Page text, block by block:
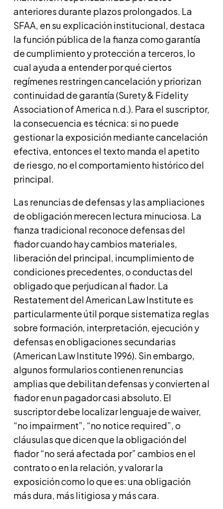
anteriores durante plazos prolongados. La
SFAA, en su explicación institucional, destaca
la función pública de la fianza como garantía
de cumplimiento y protección a terceros, lo
cual ayuda a entender por qué ciertos
regímenes restringen cancelación y priorizan
continuidad de garantía (Surety & Fidelity
Association of America n.d.). Para el suscriptor,
la consecuencia es técnica: si no puede
gestionar la exposición mediante cancelación
efectiva, entonces el texto manda el apetito
de riesgo, no el comportamiento histórico del
principal.
Las renuncias de defensas y las ampliaciones
de obligación merecen lectura minuciosa. La
fianza tradicional reconoce defensas del
fiador cuando hay cambios materiales,
liberación del principal, incumplimiento de
condiciones precedentes, o conductas del
obligado que perjudican al fiador. La
Restatement del American Law Institute es
particularmente útil porque sistematiza reglas
sobre formación, interpretación, ejecución y
defensas en obligaciones secundarias
(American Law Institute 1996). Sin embargo,
algunos formularios contienen renuncias
amplias que debilitan defensas y convierten al
fiador en un pagador casi absoluto. El
suscriptor debe localizar lenguaje de waiver,
“no impairment”, “no notice required”, o
cláusulas que dicen que la obligación del
fiador “no será afectada por” cambios en el
contrato o en la relación, y valorar la
exposición como lo que es: una obligación
más dura, más litigiosa y más cara.